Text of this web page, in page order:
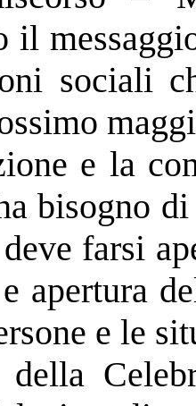
il
sociali
e la
bisogno
farsi
apertura
e le